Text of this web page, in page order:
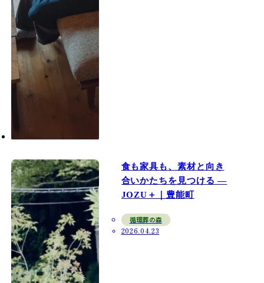
食も家具も、素材と向き
合いかたちを見つける ―
JOZU＋｜豊能町
循環葬の森
2026.04.23